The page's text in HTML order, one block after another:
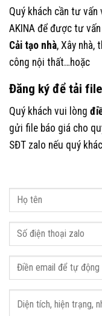
Quý khách cần tư vấn
AKINA để được tư
Cải tạo nhà, Xây nhà,
công nội thất…hoặc
Đăng ký để tải
Quý khách vui lòng
gửi file báo giá cho
SĐT zalo nếu quý